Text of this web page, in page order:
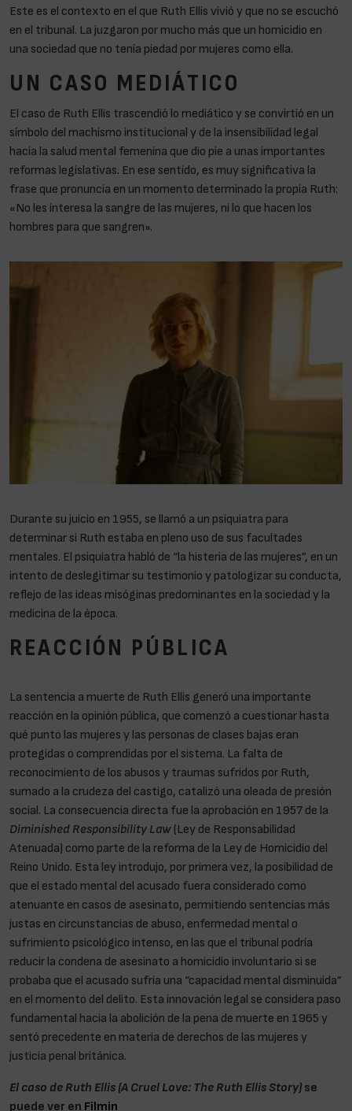
Este es el contexto en el que Ruth Ellis vivió y que no se escuchó
en el tribunal. La juzgaron por mucho más que un homicidio en
una sociedad que no tenía piedad por mujeres como ella.
UN CASO MEDIÁTICO
El caso de Ruth Ellis trascendió lo mediático y se convirtió en un
símbolo del machismo institucional y de la insensibilidad legal
hacia la salud mental femenina que dio pie a unas importantes
reformas legislativas. En ese sentido, es muy significativa la
frase que pronuncia en un momento determinado la propia Ruth:
«No les interesa la sangre de las mujeres, ni lo que hacen los
hombres para que sangren».
Durante su juicio en 1955, se llamó a un psiquiatra para
determinar si Ruth estaba en pleno uso de sus facultades
mentales. El psiquiatra habló de “la histeria de las mujeres”, en un
intento de deslegitimar su testimonio y patologizar su conducta,
reflejo de las ideas misóginas predominantes en la sociedad y la
medicina de la época.
REACCIÓN PÚBLICA
La sentencia a muerte de Ruth Ellis generó una importante
reacción en la opinión pública, que comenzó a cuestionar hasta
qué punto las mujeres y las personas de clases bajas eran
protegidas o comprendidas por el sistema. La falta de
reconocimiento de los abusos y traumas sufridos por Ruth,
sumado a la crudeza del castigo, catalizó una oleada de presión
social. La consecuencia directa fue la aprobación en 1957 de la
Diminished Responsibility Law (Ley de Responsabilidad
Atenuada) como parte de la reforma de la Ley de Homicidio del
Reino Unido. Esta ley introdujo, por primera vez, la posibilidad de
que el estado mental del acusado fuera considerado como
atenuante en casos de asesinato, permitiendo sentencias más
justas en circunstancias de abuso, enfermedad mental o
sufrimiento psicológico intenso, en las que el tribunal podría
reducir la condena de asesinato a homicidio involuntario si se
probaba que el acusado sufría una “capacidad mental disminuida”
en el momento del delito. Esta innovación legal se considera paso
fundamental hacia la abolición de la pena de muerte en 1965 y
sentó precedente en materia de derechos de las mujeres y
justicia penal británica.
El caso de Ruth Ellis (A Cruel Love: The Ruth Ellis Story) se
puede ver en Filmin